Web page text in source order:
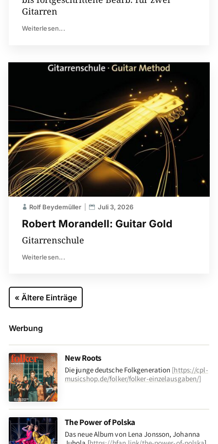
Gitarren
Weiterlesen...
Robert Morandell: Guitar Gold
Rolf Beydemüller Juli 3, 2026
Gitarrenschule
Weiterlesen...
« Ältere Einträge
Werbung
New Roots
Die junge deutsche Folkgeneration [https://cpl-
musicshop.de/folker/folker-einzelausgaben/]
The Power of Polska
Das neue Album von Lena Jonsson, Johanna